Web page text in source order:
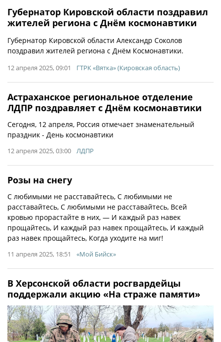
Губернатор Кировской области поздравил
жителей региона с Днём космонавтики
Губернатор Кировской области Александр Соколов
поздравил жителей региона с Днём Космонавтики.
12 апреля 2025, 09:01 ГТРК «Вятка» (Кировская область)
Астраханское региональное отделение
ЛДПР поздравляет с Днём космонавтики
Сегодня, 12 апреля, Россия отмечает знаменательный
праздник - День космонавтики
12 апреля 2025, 03:00 ЛДПР
Розы на снегу
С любимыми не расставайтесь, С любимыми не
расставайтесь, С любимыми не расставайтесь, Всей
кровью прорастайте в них, — И каждый раз навек
прощайтесь, И каждый раз навек прощайтесь, И каждый
раз навек прощайтесь, Когда уходите на миг!
11 апреля 2025, 18:51 «Мой Бийск»
В Херсонской области росгвардейцы
поддержали акцию «На страже памяти»